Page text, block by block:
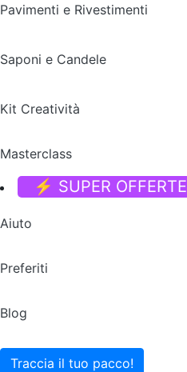
Pavimenti e Rivestimenti
Saponi e Candele
Kit Creatività
Masterclass
⚡ SUPER OFFERTE
Aiuto
Preferiti
Blog
Traccia il tuo pacco!